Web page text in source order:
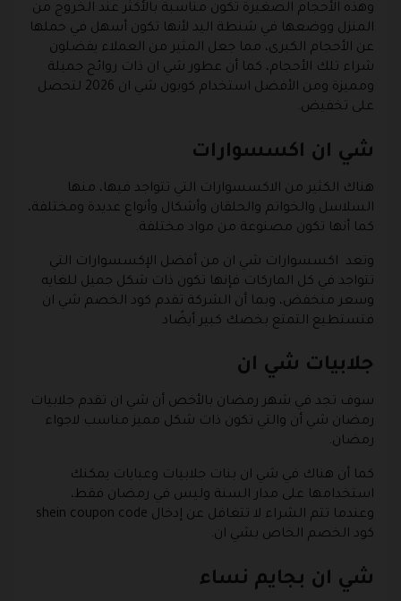
وهذه الأحجام الصغيرة تكون مناسبة بالأكثر عند الخروج من
المنزل ووضعها في شنطة اليد لأنها تكون أسهل في حملها
عن الأحجام الكبرى، مما جعل المثير من العملاء يفضلون
شراء تلك الأحجام، كما أن عطور شي ان ذات روائح جميلة
ومميزة ومن الأفضل استخدام كوبون شي ان 2026 لتحصل
على تخفيض.
شي ان اكسسوارات
هناك الكثير من الاكسسوارات التي تتواجد فيها، منها
السلاسل والخواتم والحلقان وأشكال وأنواع عديدة ومختلفة،
كما أنها تكون مصنوعة من مواد مختلفة.
وتعد اكسسوارات شي ان من أفضل الإكسسوارات التي
تتواجد في كل الماركات فإنها تكون ذات شكل جميل للغايه
وسعر منخفض، وبما أن الشركة تقدم كود الخصم شي ان
فتستطيع التمتع بخصك كبير أيضًاد
جلابيات شي ان
سوف تجد في شهر رمضان بالأخص أن شي ان تقدم جلابيات
رمضان شي أن والتي تكون ذات شكل مميز مناسب لاجواء
رمضان.
كما أن هناك في شي ان بنات جلابيات وعبايات يمكنك
استخدامها على مدار السنة وليس في رمضان فقط،
وعندما تتم الشراء لا تتغافل عن إدخال shein coupon code
كود الخصم الخاص بشي ان.
شي ان بجايم نساء